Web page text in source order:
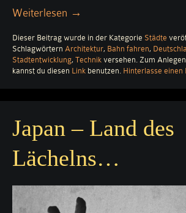
Weiterlesen „Hamburg:
flach
und
so
→
Dieser Beitrag wurde in der Kategorie Städte
Schlagwörtern Architektur, Bahn fahren,
Stadtentwicklung, Technik versehen. Zum
kannst du diesen Link benutzen. Hinterlasse einen
Japan – Land des
Lächelns…